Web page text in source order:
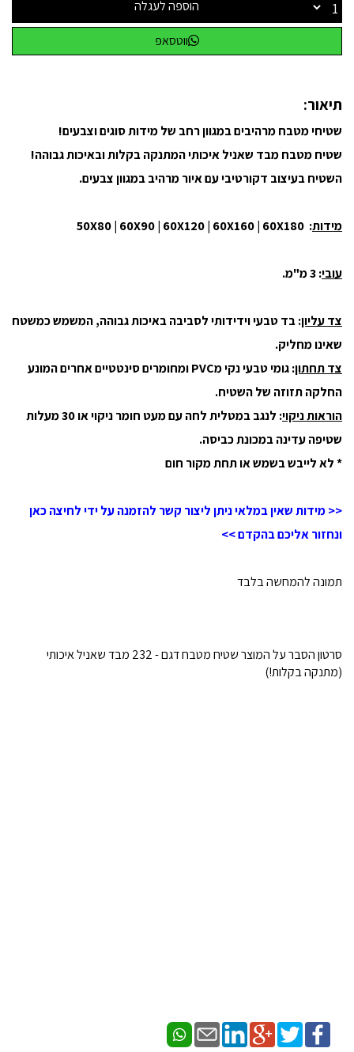
הוספה לעגלה
ווטסאפ
תיאור:
שטיחי מטבח מרהיבים במגוון רחב של מידות סוגים וצבעים!
שטיח מטבח מבד שאניל איכותי המתנקה בקלות ובאיכות גבוהה!
השטיח בעיצוב דקורטיבי עם איור מרהיב במגוון צבעים.
מידות: 50X80 | 60X90 | 60X120 | 60X160 | 60X180
עובי: 3 מ"מ.
צד עליון: בד טבעי וידידותי לסביבה באיכות גבוהה, המשמש כמשטח
שאינו מחליק.
צד תחתון
: גומי טבעי נקי מPVC ומחומרים סינטטיים אחרים המונע
החלקה תזוזה של השטיח.
הוראות ניקוי
: לנגב במטלית לחה עם מעט חומר ניקוי או 30 מעלות
שטיפה עדינה במכונת כביסה.
* לא לייבש בשמש או תחת מקור חום
<< מידות שאין במלאי ניתן ליצור קשר להזמנה על ידי לחיצה כאן
ונחזור אליכם בהקדם >>
תמונה להמחשה בלבד
סרטון הסבר על המוצר שטיח מטבח דגם - 232 מבד שאניל איכותי
(מתנקה בקלות!)